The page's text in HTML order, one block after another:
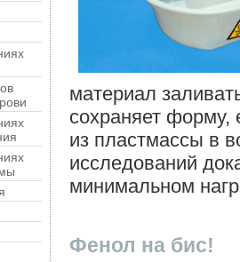
материал
сохраняет форму,
из пластмассы в
исследований
минимальном
Фенол на бис!